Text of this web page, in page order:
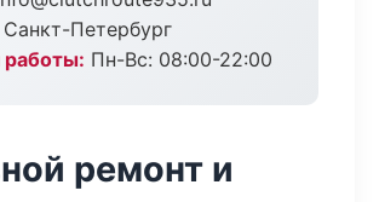
Санкт-Петербург
Пн-Вс: 08:00-22:00
ремонт и